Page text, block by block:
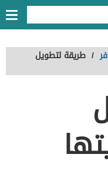
/ طريقة لتطويل